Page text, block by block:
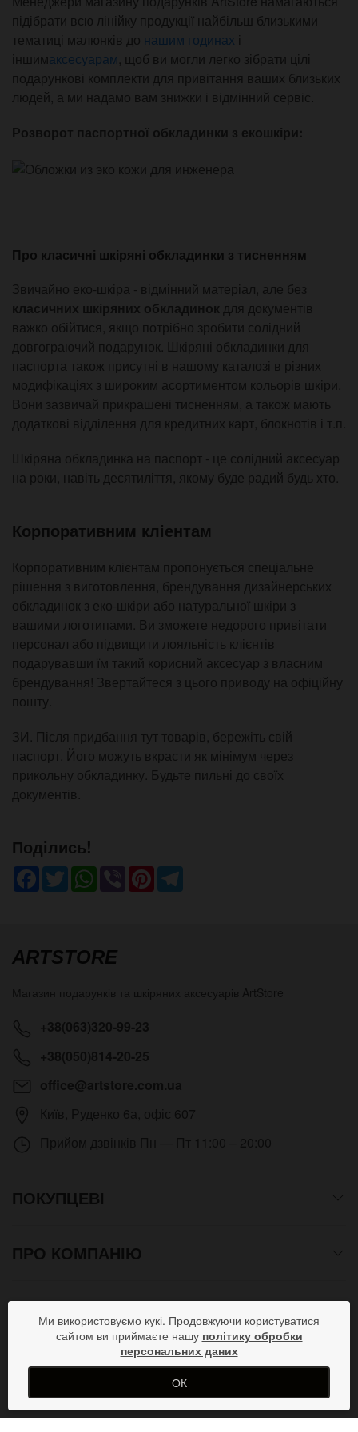
підібрати всю лінійку продукції найбільш близькими
тематиці малюнків до нашим годинах
іншимаксесуарам, щоб ви могли легко зібрати цілі
подарункові комплекти для привітання ваших близьких
людей, а ми надамо вам знижки і відмінний сервіс.
Розворот паспортної обкладинки з екошкіри:
Про класичні шкіряні обкладинки з тисненням
Звичайно еко-шкіра - відмінний матеріал, але без
класичних шкіряних обкладинок для документів
важко обійтися, якщо потрібно зробити солідний
довгограючий подарунок. Шкіряні обкладинки для
паспорта також присутні в нашому каталозі в різних
модифікаціях з широким асортиментом кольорів шкіри.
Вони зазвичай прикрашені тисненням, а також мають
додаткові відділення для кредитних карт, блокнотів і т.п.
Шкіряна обкладинка на паспорт - це солідний аксесуар
на роки, навіть десятиліття, якому буде радий будь хто.
Корпоративним кліентам
Корпоративним клієнтам пропонується спеціальне
рішення з виготовлення, брендування дизайнерських
обкладинок з еко-шкіри або натуральної шкіри з
вашими логотипами. Ви зможете недорого привітати
персонал або підвищити лояльність клієнтів
подарувавши їм такий корисний аксесуар з власним
брендування! Звертайтеся з цього приводу на офіційну
пошту.
ЗИ. Після придбання тут товарів, бережіть свій
паспорт. Його можуть вкрасти як мінімум через
прикольну обкладинку. Будьте пильні до своїх
документів.
Поділись!
Facebook
TwitterWhatsApp
ViberPinterest
ARTSTORE
ПОКУПЦЕВІ
ПРО КОМПАНІЮ
СПОСОБИ ОПЛАТИ
ПРИЄДНУЙСЯ В СОЦМЕРЕЖАХ
Ми використовуємо кукі. Продовжуючи користуватися
сайтом ви приймаєте нашу політику обробки
персональних даних
ОК